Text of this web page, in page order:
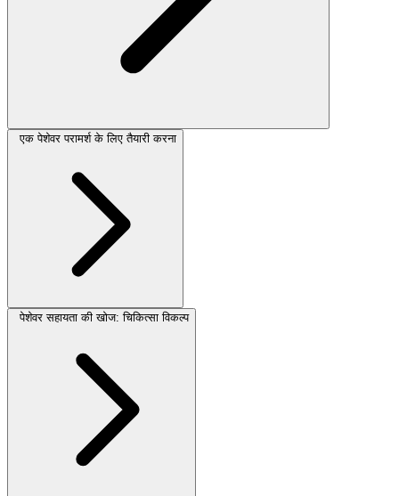
एक पेशेवर परामर्श के लिए तैयारी करना
पेशेवर सहायता की खोज: चिकित्सा विकल्प